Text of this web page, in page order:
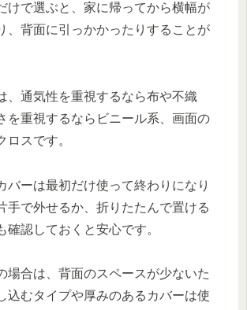
けで選ぶと、家に帰ってから横幅が
、背面に引っかかったりすることが
、通気性を重視するなら布や不織
を重視するならビニール系、画面の
ロスです。
バーは最初だけ使って終わりになり
手で外せるか、折りたたんで置ける
確認しておくと安心です。
場合は、背面のスペースが少ないた
込むタイプや厚みのあるカバーは使